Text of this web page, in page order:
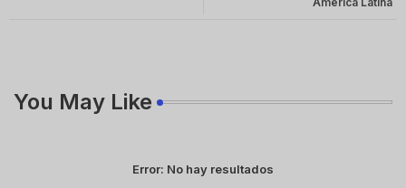
You May Like
Error: No hay resultados